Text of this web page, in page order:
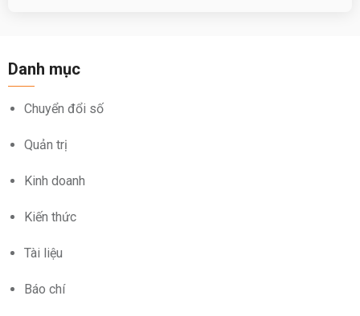
Danh mục
Chuyển đổi số
Quản trị
Kinh doanh
Kiến thức
Tài liệu
Báo chí